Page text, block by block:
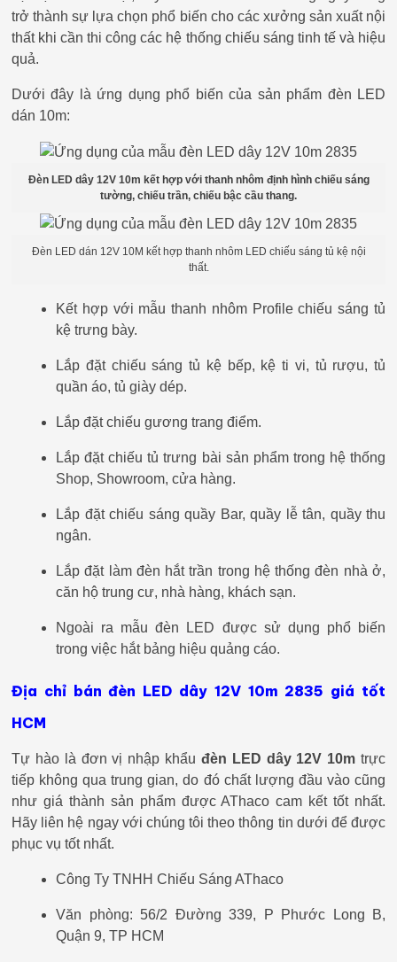
trở thành sự lựa chọn phổ biến cho các xưởng sản xuất nội
thất khi cần thi công các hệ thống chiếu sáng tinh tế và hiệu
quả.
Dưới đây là ứng dụng phổ biến của sản phẩm đèn LED
dán 10m:
Đèn LED dây 12V 10m kết hợp với thanh nhôm định hình chiếu sáng
tường, chiếu trần, chiếu bậc cầu thang.
Đèn LED dán 12V 10M kết hợp thanh nhôm LED chiếu sáng tủ kệ nội
thất.
Kết hợp với mẫu thanh nhôm Profile chiếu sáng tủ
kệ trưng bày.
Lắp đặt chiếu sáng tủ kệ bếp, kệ ti vi, tủ rượu, tủ
quần áo, tủ giày dép.
Lắp đặt chiếu gương trang điểm.
Lắp đặt chiếu tủ trưng bài sản phẩm trong hệ thống
Shop, Showroom, cửa hàng.
Lắp đặt chiếu sáng quầy Bar, quầy lễ tân, quầy thu
ngân.
Lắp đặt làm đèn hắt trần trong hệ thống đèn nhà ở,
căn hộ trung cư, nhà hàng, khách sạn.
Ngoài ra mẫu đèn LED được sử dụng phổ biến
trong việc hắt bảng hiệu quảng cáo.
Địa chỉ bán đèn LED dây 12V 10m 2835 giá tốt
HCM
Tự hào là đơn vị nhập khẩu đèn LED dây 12V 10m trực
tiếp không qua trung gian, do đó chất lượng đầu vào cũng
như giá thành sản phẩm được AThaco cam kết tốt nhất.
Hãy liên hệ ngay với chúng tôi theo thông tin dưới để được
phục vụ tốt nhất.
Công Ty TNHH Chiếu Sáng AThaco
Văn phòng: 56/2 Đường 339, P Phước Long B,
Quận 9, TP HCM